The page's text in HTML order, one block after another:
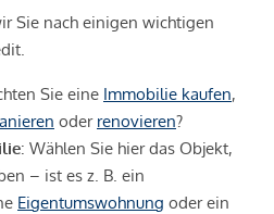
Sie nach einigen wichtigen
Sie eine Immobilie kaufen,
oder renovieren?
: Wählen Sie hier das Objekt,
– ist es z. B. ein
Eigentumswohnung oder ein